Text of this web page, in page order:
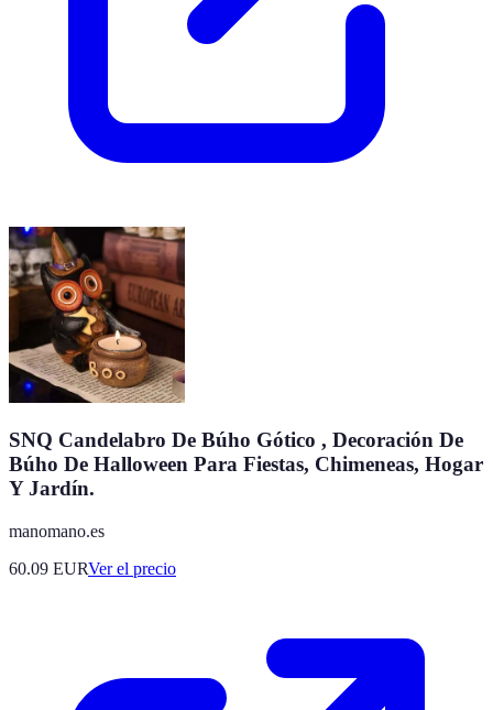
SNQ Candelabro De Búho Gótico , Decoración De
Búho De Halloween Para Fiestas, Chimeneas, Hogar
Y Jardín.
manomano.es
60.09 EURVer el precio